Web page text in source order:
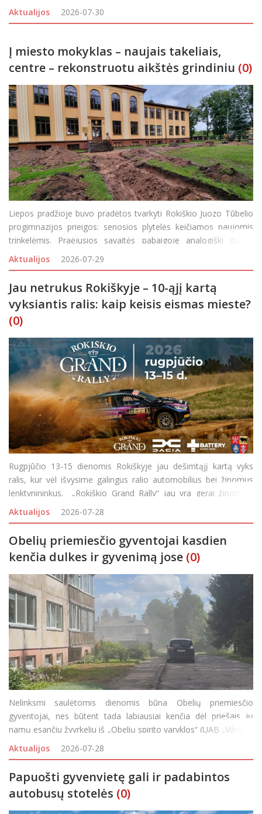
aplinkos gražinimo ar gerbūvio kūrimo projektų įgyvendinimo.
Visgi, bendruomeniškumui puoselėti n
Aktualijos 2026-07-30
Į miesto mokyklas – naujais takeliais,
centre – rekonstruotu aikštės grindiniu (0)
Liepos pradžioje buvo pradėtos tvarkyti Rokiškio Juozo Tūbelio
progimnazijos prieigos: senosios plytelės keičiamos naujomis
trinkelėmis. Praėjusios savaitės pabaigoje analogiški darbai
prasidėjo ir Rokiškio Juozo Tumo-Vaižganto progimnazijos
teritorijoje – didžiulių
Aktualijos 2026-07-29
Jau netrukus Rokiškyje – 10-ąjį kartą
vyksiantis ralis: kaip keisis eismas mieste?
(0)
Rugpjūčio 13-15 dienomis Rokiškyje jau dešimtąjį kartą vyks
ralis, kur vėl išvysime galingus ralio automobilius bei žinomus
lenktynininkus. „Rokiškio Grand Rally“ jau yra gerai žinomas,
pripažinimo sulaukęs Lietuvos automobilių sporto renginys,
kasmet v
Aktualijos 2026-07-28
Obelių priemiesčio gyventojai kasdien
kenčia dulkes ir gyvenimą jose (0)
Nelinksmi saulėtomis dienomis būna Obelių priemiesčio
gyventojai, nes būtent tada labiausiai kenčia dėl priešais jų
namų esančiu žvyrkeliu iš „Obelių spirito varyklos“ (UAB „Vilniaus
degtinė“ filialo) važiuojančio sunkiasvorio transporto sukeliamų
dulkių. Anot g
Aktualijos 2026-07-28
Papuošti gyvenvietę gali ir padabintos
autobusų stotelės (0)